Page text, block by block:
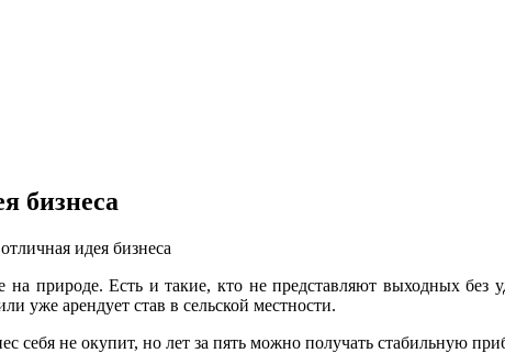
бизнеса
идея бизнеса
природе. Есть и такие, кто не представляют выходных без
уже арендует став в сельской местности.
себя не окупит, но лет за пять можно получать стабильную